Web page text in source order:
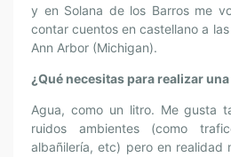
y en Solana de los Barros me
contar cuentos en castellano a
Ann Arbor (Michigan).
¿Qué necesitas para realizar
Agua, como un litro. Me gusta
ruidos ambientes (como
albañilería, etc) pero en realidad